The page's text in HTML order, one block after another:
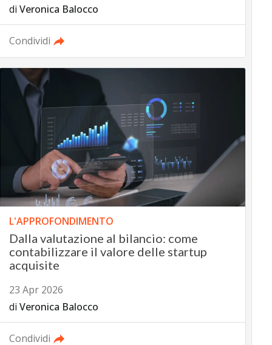
di Veronica Balocco
Condividi
L'APPROFONDIMENTO
Dalla valutazione al bilancio: come
contabilizzare il valore delle startup
acquisite
23 Apr 2026
di Veronica Balocco
Condividi